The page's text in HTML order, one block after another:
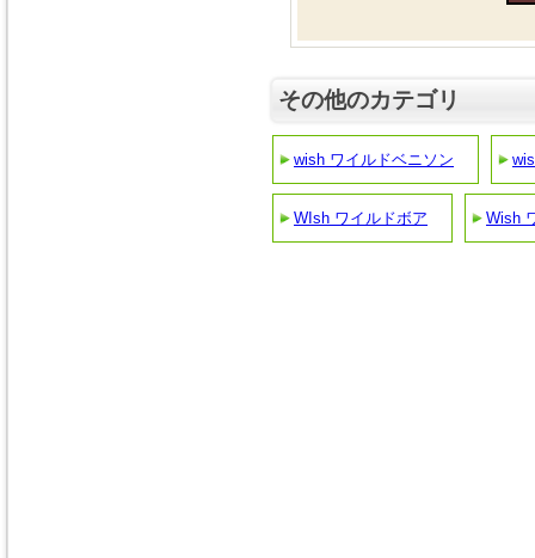
その他のカテゴリ
wish ワイルドベニソン
WIsh ワイルドボア Wish